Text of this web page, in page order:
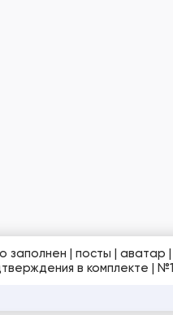
подготовка 5 дней | фото для подтверждения в комплекте | №1